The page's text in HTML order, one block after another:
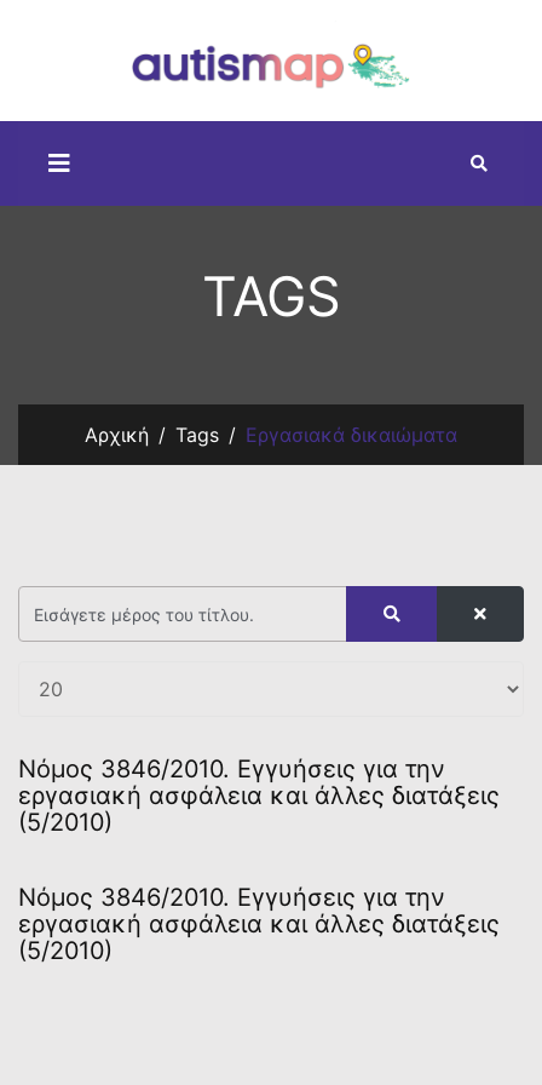
TAGS
Αρχική Tags Εργασιακά δικαιώματα
Νόμος 3846/2010. Εγγυήσεις για την
εργασιακή ασφάλεια και άλλες διατάξεις
(5/2010)
Νόμος 3846/2010. Εγγυήσεις για την
εργασιακή ασφάλεια και άλλες διατάξεις
(5/2010)